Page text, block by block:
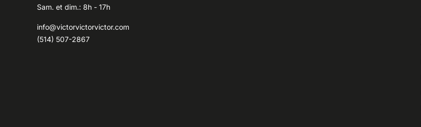
Sam. et dim.: 8h - 17h
info@victorvictorvictor.com
(514) 507-2867